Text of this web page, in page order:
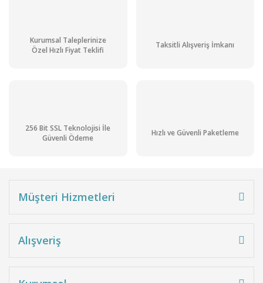
Kurumsal Taleplerinize
Özel Hızlı Fiyat Teklifi
Taksitli Alışveriş İmkanı
256 Bit SSL Teknolojisi İle
Güvenli Ödeme
Hızlı ve Güvenli Paketleme
Müşteri Hizmetleri
Alışveriş